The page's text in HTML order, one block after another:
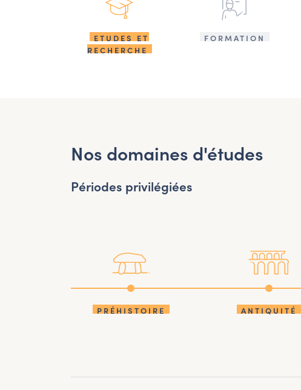
ETUDES ET
RECHERCHE
FORMATION
Nos domaines d'études
Périodes privilégiées
PRÉHISTOIRE ANTIQUITÉ